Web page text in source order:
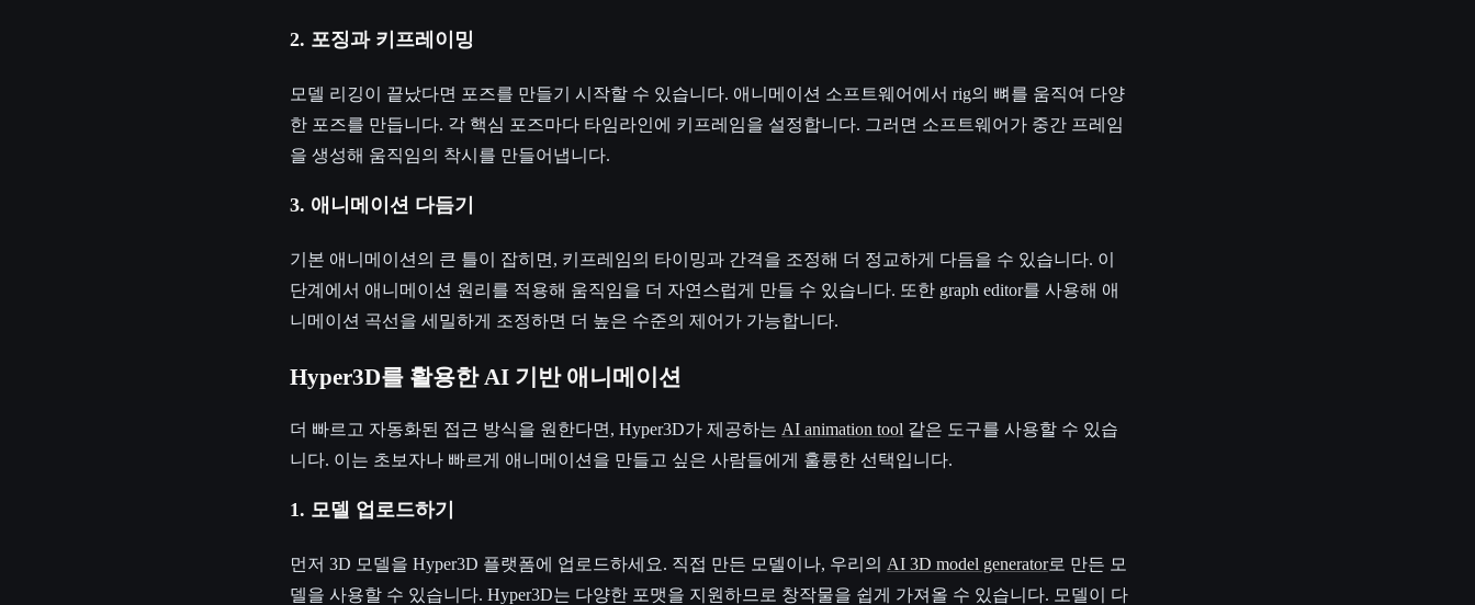
2. 포징과 키프레이밍
모델 리깅이 끝났다면 포즈를 만들기 시작할 수 있습니다. 애니메이션 소프트웨어에서 rig의 뼈를 움직여 다양
한 포즈를 만듭니다. 각 핵심 포즈마다 타임라인에 키프레임을 설정합니다. 그러면 소프트웨어가 중간 프레임
을 생성해 움직임의 착시를 만들어냅니다.
3. 애니메이션 다듬기
기본 애니메이션의 큰 틀이 잡히면, 키프레임의 타이밍과 간격을 조정해 더 정교하게 다듬을 수 있습니다. 이
단계에서 애니메이션 원리를 적용해 움직임을 더 자연스럽게 만들 수 있습니다. 또한 graph editor를 사용해 애
니메이션 곡선을 세밀하게 조정하면 더 높은 수준의 제어가 가능합니다.
Hyper3D를 활용한 AI 기반 애니메이션
더 빠르고 자동화된 접근 방식을 원한다면, Hyper3D가 제공하는 AI animation tool 같은 도구를 사용할 수 있습
니다. 이는 초보자나 빠르게 애니메이션을 만들고 싶은 사람들에게 훌륭한 선택입니다.
1. 모델 업로드하기
먼저 3D 모델을 Hyper3D 플랫폼에 업로드하세요. 직접 만든 모델이나, 우리의 AI 3D model generator로 만든 모
델을 사용할 수 있습니다. Hyper3D는 다양한 포맷을 지원하므로 창작물을 쉽게 가져올 수 있습니다. 모델이 다